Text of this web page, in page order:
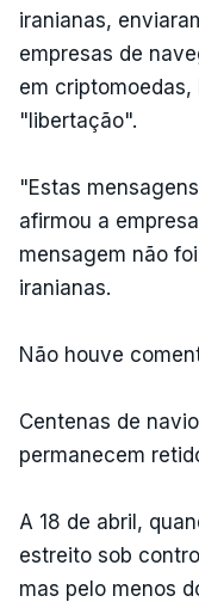
iranianas,
empresas de
em criptomoedas,
"libertação".
"Estas
afirmou a
mensagem não
iranianas.
Não houve
Centenas de
permanecem
A 18 de abril,
estreito sob
mas pelo menos